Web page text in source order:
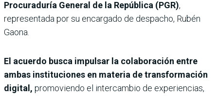
Procuraduría General de la República (PGR),
representada por su encargado de despacho, Rubén
Gaona.
El acuerdo busca impulsar la colaboración entre
ambas instituciones en materia de transformación
digital, promoviendo el intercambio de experiencias,